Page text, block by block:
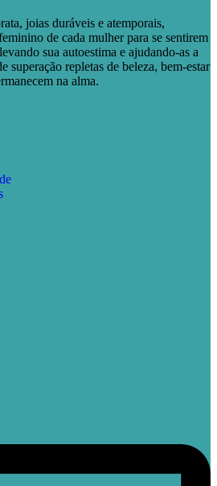
joias duráveis e atemporais,
de cada mulher para se sentirem
sua autoestima e ajudando-as a
superação repletas de beleza, bem-estar
na alma.